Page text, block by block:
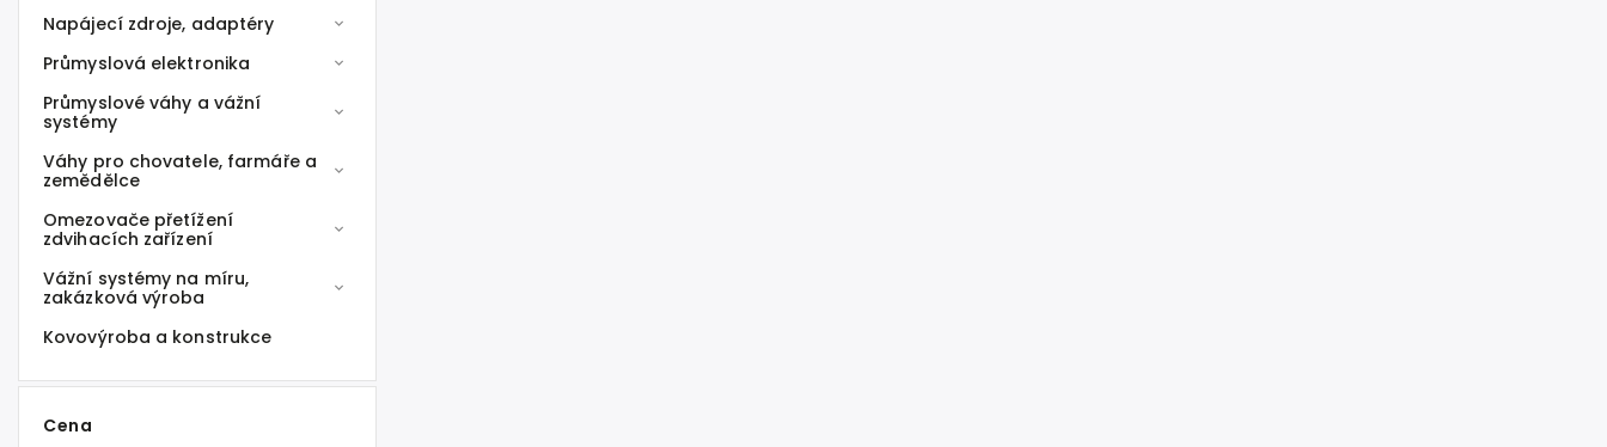
Napájecí zdroje, adaptéry
Průmyslová elektronika
Průmyslové váhy a vážní
systémy
Váhy pro chovatele, farmáře a
zemědělce
Omezovače přetížení
zdvihacích zařízení
Vážní systémy na míru,
zakázková výroba
Kovovýroba a konstrukce
Cena